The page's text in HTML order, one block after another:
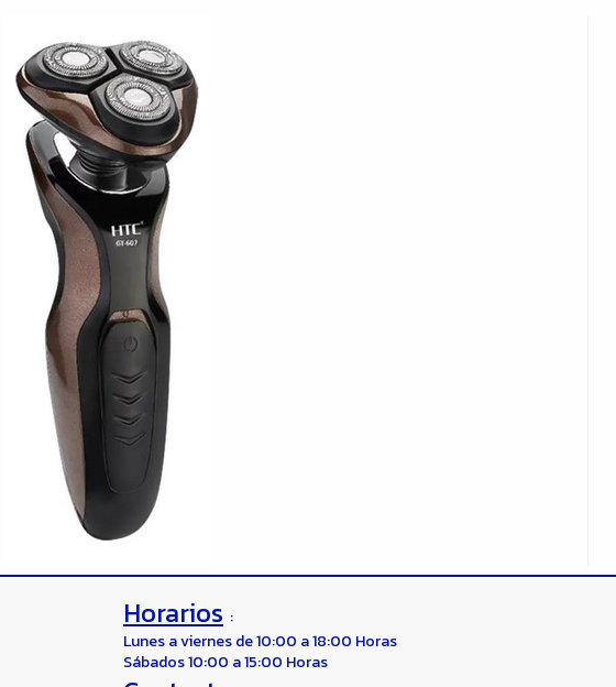
Horarios :
Lunes a viernes de 10:00 a 18:00 Horas
Sábados 10:00 a 15:00 Horas